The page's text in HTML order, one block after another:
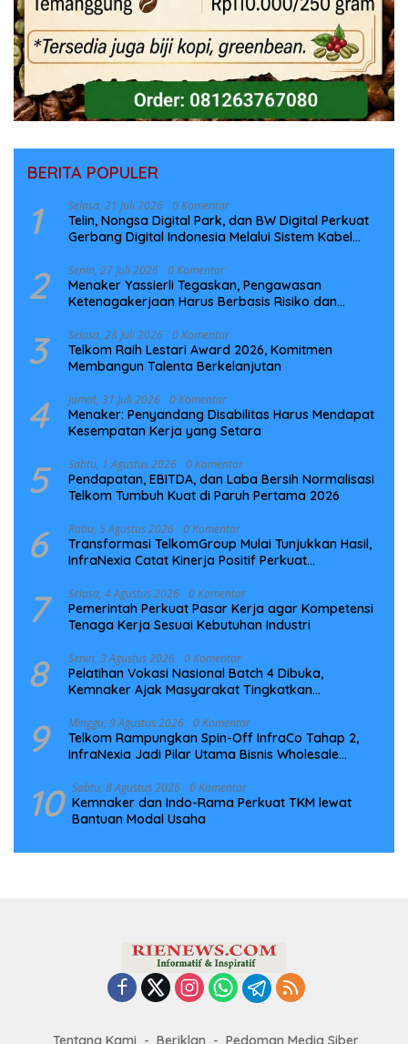
BERITA POPULER
1 Selasa, 21 Juli 2026 0 Komentar
Telin, Nongsa Digital Park, dan BW Digital Perkuat
Gerbang Digital Indonesia Melalui Sistem Kabel
2 Senin, 27 Juli 2026 0 Komentar
Menaker Yassierli Tegaskan, Pengawasan
Ketenagakerjaan Harus Berbasis Risiko dan
3 Selasa, 28 Juli 2026 0 Komentar
Telkom Raih Lestari Award 2026, Komitmen
Membangun Talenta Berkelanjutan
4 Jumat, 31 Juli 2026 0 Komentar
Menaker: Penyandang Disabilitas Harus Mendapat
Kesempatan Kerja yang Setara
5 Sabtu, 1 Agustus 2026 0 Komentar
Pendapatan, EBITDA, dan Laba Bersih Normalisasi
Telkom Tumbuh Kuat di Paruh Pertama 2026
6 Rabu, 5 Agustus 2026 0 Komentar
Transformasi TelkomGroup Mulai Tunjukkan Hasil,
InfraNexia Catat Kinerja Positif Perkuat
7 Selasa, 4 Agustus 2026 0 Komentar
Pemerintah Perkuat Pasar Kerja agar Kompetensi
Tenaga Kerja Sesuai Kebutuhan Industri
8 Senin, 3 Agustus 2026 0 Komentar
Pelatihan Vokasi Nasional Batch 4 Dibuka,
Kemnaker Ajak Masyarakat Tingkatkan
9 Minggu, 9 Agustus 2026 0 Komentar
Telkom Rampungkan Spin-Off InfraCo Tahap 2,
InfraNexia Jadi Pilar Utama Bisnis Wholesale
10 Sabtu, 8 Agustus 2026 0 Komentar
Kemnaker dan Indo-Rama Perkuat TKM lewat
Bantuan Modal Usaha
Tentang Kami Beriklan Pedoman Media Siber